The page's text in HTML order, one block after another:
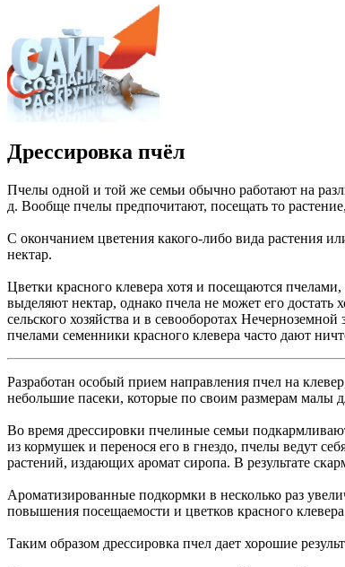
Дрессировка пчёл
Пчелы одной и той же семьи обычно работают на
д. Вообще пчелы предпочитают, посещать то
С окончанием цветения какого-либо вида растения
нектар.
Цветки красного клевера хотя и посещаются
выделяют нектар, однако пчела не может его
сельского хозяйства и в севооборотах
пчелами семенники красного клевера часто дают
Разработан особый прием направления пчел на
небольшие пасеки, которые по своим размерам малы
Во время дрессировки пчелиные семьи
из кормушек и перенося его в гнездо, пчелы ведут
растений, издающих аромат сиропа. В результате
Ароматизированные подкормки в несколько раз
повышения посещаемости и цветков красного
Таким образом дрессировка пчел дает хорошие